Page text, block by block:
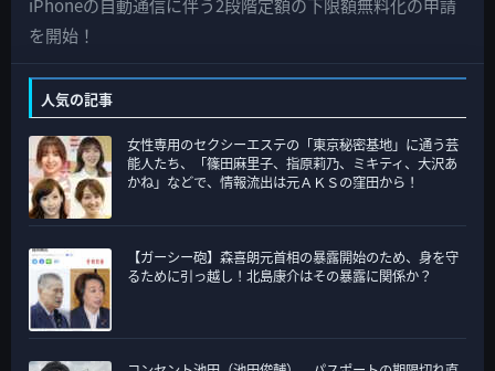
カ
リ
ー
を開始！
人気の記事
女性専用のセクシーエステの「東京秘密基地」に通う芸
能人たち、「篠田麻里子、指原莉乃、ミキティ、大沢あ
かね」などで、情報流出は元ＡＫＳの窪田から！
【ガーシー砲】森喜朗元首相の暴露開始のため、身を守
るために引っ越し！北島康介はその暴露に関係か？